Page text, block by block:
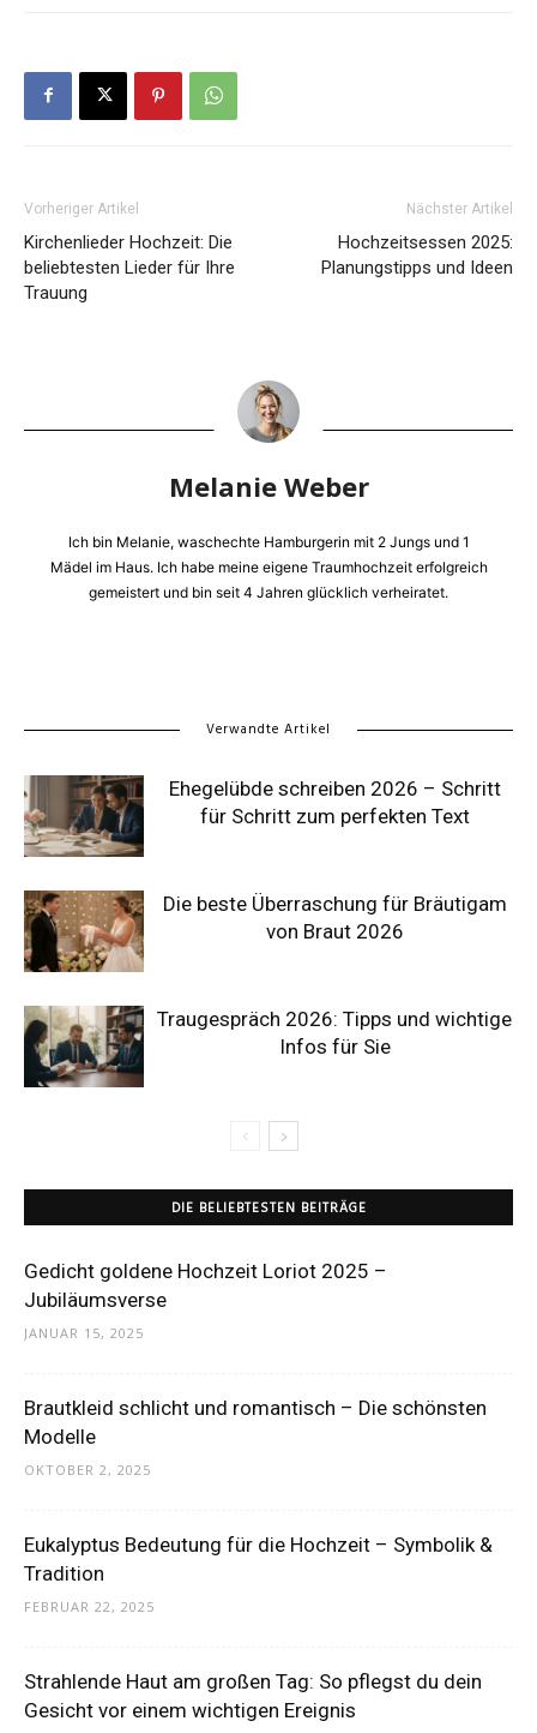
Vorheriger Artikel
Kirchenlieder Hochzeit: Die
beliebtesten Lieder für Ihre
Trauung
Nächster Artikel
Hochzeitsessen 2025:
Planungstipps und Ideen
Melanie Weber
Ich bin Melanie, waschechte Hamburgerin mit 2 Jungs und 1
Mädel im Haus. Ich habe meine eigene Traumhochzeit erfolgreich
gemeistert und bin seit 4 Jahren glücklich verheiratet.
Verwandte Artikel
Ehegelübde schreiben 2026 – Schritt
für Schritt zum perfekten Text
Die beste Überraschung für Bräutigam
von Braut 2026
Traugespräch 2026: Tipps und wichtige
Infos für Sie
DIE BELIEBTESTEN BEITRÄGE
Gedicht goldene Hochzeit Loriot 2025 –
Jubiläumsverse
JANUAR 15, 2025
Brautkleid schlicht und romantisch – Die schönsten
Modelle
OKTOBER 2, 2025
Eukalyptus Bedeutung für die Hochzeit – Symbolik &
Tradition
FEBRUAR 22, 2025
Strahlende Haut am großen Tag: So pflegst du dein
Gesicht vor einem wichtigen Ereignis